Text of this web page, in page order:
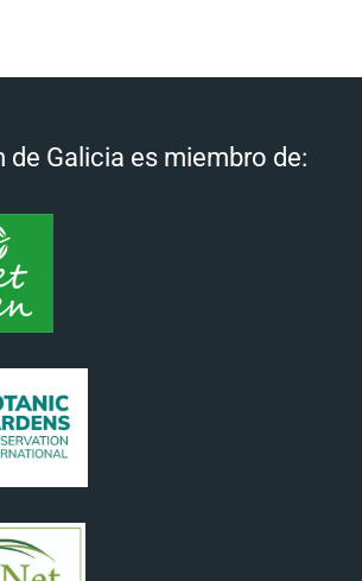
de Galicia es miembro de: